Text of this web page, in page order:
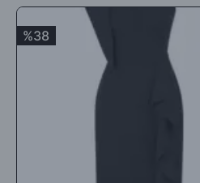
Satın aldığınız ürünler için Hediye
iadesi talep edebilirsiniz.
%38